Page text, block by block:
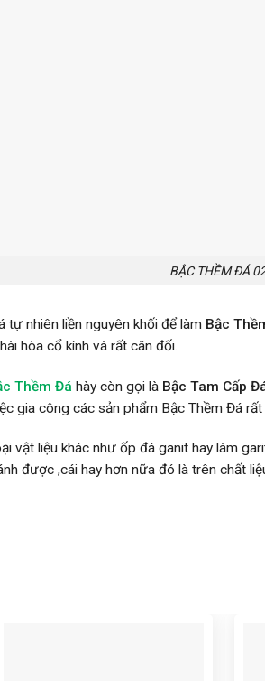
BẬC THỀM ĐÁ
tự nhiên liền nguyên khối để làm Bậc
hòa cổ kính và rất cân đối.
Thềm Đá hày còn gọi là Bậc Tam Cấp
gia công các sản phẩm Bậc Thềm Đá
vật liệu khác như ốp đá ganit hay làm
được ,cái hay hơn nữa đó là trên chất